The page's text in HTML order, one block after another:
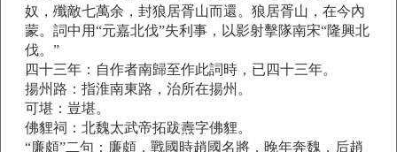
奴，殲敵七萬余，封狼居胥山而還。狼居胥山，在今內
蒙。詞中用“元嘉北伐”失利事，以影射擊隊南宋“隆興北
伐。”
四十三年：自作者南歸至作此詞時，已四十三年。
揚州路：指淮南東路，治所在揚州。
可堪：豈堪。
佛貍祠：北魏太武帝拓跋燾字佛貍。
“廉頗”二句：廉頗，戰國時趙國名將，晚年奔魏，后趙